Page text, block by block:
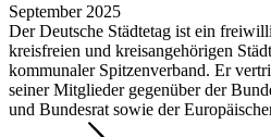
September 2025
Der Deutsche Städtetag ist ein
kreisfreien und kreisangehörigen
kommunaler Spitzenverband. Er
seiner Mitglieder gegenüber der
und Bundesrat sowie der